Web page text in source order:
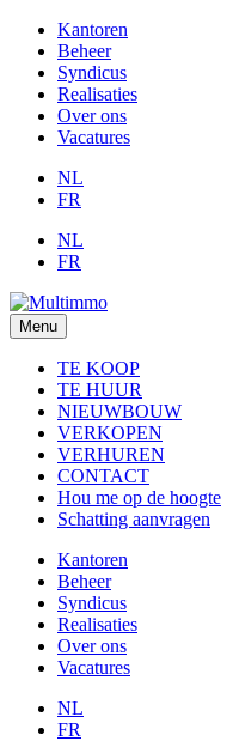
Kantoren
Beheer
Syndicus
Realisaties
Over ons
Vacatures
NL
FR
NL
FR
Menu
TE KOOP
TE HUUR
NIEUWBOUW
VERKOPEN
VERHUREN
CONTACT
Hou me op de hoogte
Schatting aanvragen
Kantoren
Beheer
Syndicus
Realisaties
Over ons
Vacatures
NL
FR